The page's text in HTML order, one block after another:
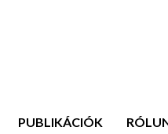
PUBLIKÁCIÓK